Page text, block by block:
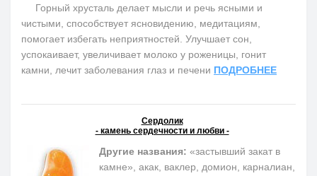
Горный хрусталь делает мысли и речь ясными и
чистыми, способствует ясновидению, медитациям,
помогает избегать неприятностей. Улучшает сон,
успокаивает, увеличивает молоко у роженицы, гонит
камни, лечит заболевания глаз и печени ПОДРОБНЕЕ
Сердолик
- камень сердечности и любви -
Другие названия: «застывший закат в
камне», акак, ваклер, домион, карналиан,